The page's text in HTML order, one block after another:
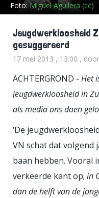
Foto:Miguel Aguilera (cc)
Jeugdwerkloosheid
gesuggereerd
17 mei 2013 , 13:00 , door
ACHTERGROND - Het
jeugdwerkloosheid in
als media ons doen
‘De
VN schat dat volgend
baan hebben. Vooral
verkeerde kant op; in
dan de helft van de